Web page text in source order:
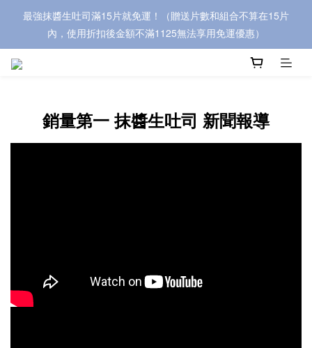
最強抹醬生吐司滿15片就免運！（贈送片數和組合不算在15片
內，使用折扣後金額不滿1125無法享用免運優惠）
銷量第一 抹醬生吐司 新聞報導